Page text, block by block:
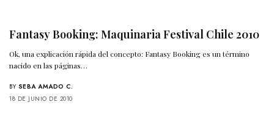
Fantasy Booking: Maquinaria Festival Chile 2010
Ok, una explicación rápida del concepto: Fantasy Booking es un término
nacido en las páginas…
BY SEBA AMADO C.
18 DE JUNIO DE 2010